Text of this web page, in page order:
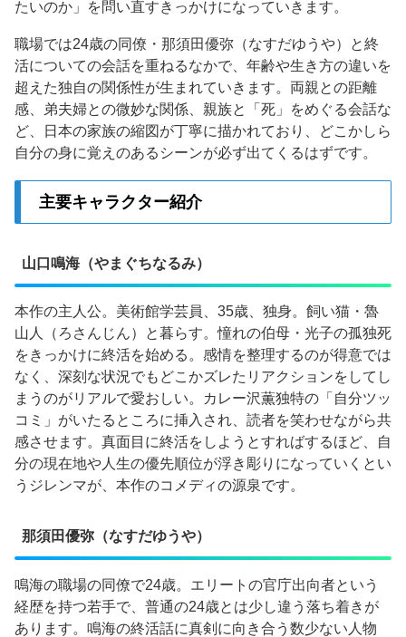
たいのか」を問い直すきっかけになっていきます。
職場では24歳の同僚・那須田優弥（なすだゆうや）と終
活についての会話を重ねるなかで、年齢や生き方の違いを
超えた独自の関係性が生まれていきます。両親との距離
感、弟夫婦との微妙な関係、親族と「死」をめぐる会話な
ど、日本の家族の縮図が丁寧に描かれており、どこかしら
自分の身に覚えのあるシーンが必ず出てくるはずです。
主要キャラクター紹介
山口鳴海（やまぐちなるみ）
本作の主人公。美術館学芸員、35歳、独身。飼い猫・魯
山人（ろさんじん）と暮らす。憧れの伯母・光子の孤独死
をきっかけに終活を始める。感情を整理するのが得意では
なく、深刻な状況でもどこかズレたリアクションをしてし
まうのがリアルで愛おしい。カレー沢薫独特の「自分ツッ
コミ」がいたるところに挿入され、読者を笑わせながら共
感させます。真面目に終活をしようとすればするほど、自
分の現在地や人生の優先順位が浮き彫りになっていくとい
うジレンマが、本作のコメディの源泉です。
那須田優弥（なすだゆうや）
鳴海の職場の同僚で24歳。エリートの官庁出向者という
経歴を持つ若手で、普通の24歳とは少し違う落ち着きが
あります。鳴海の終活話に真剣に向き合う数少ない人物